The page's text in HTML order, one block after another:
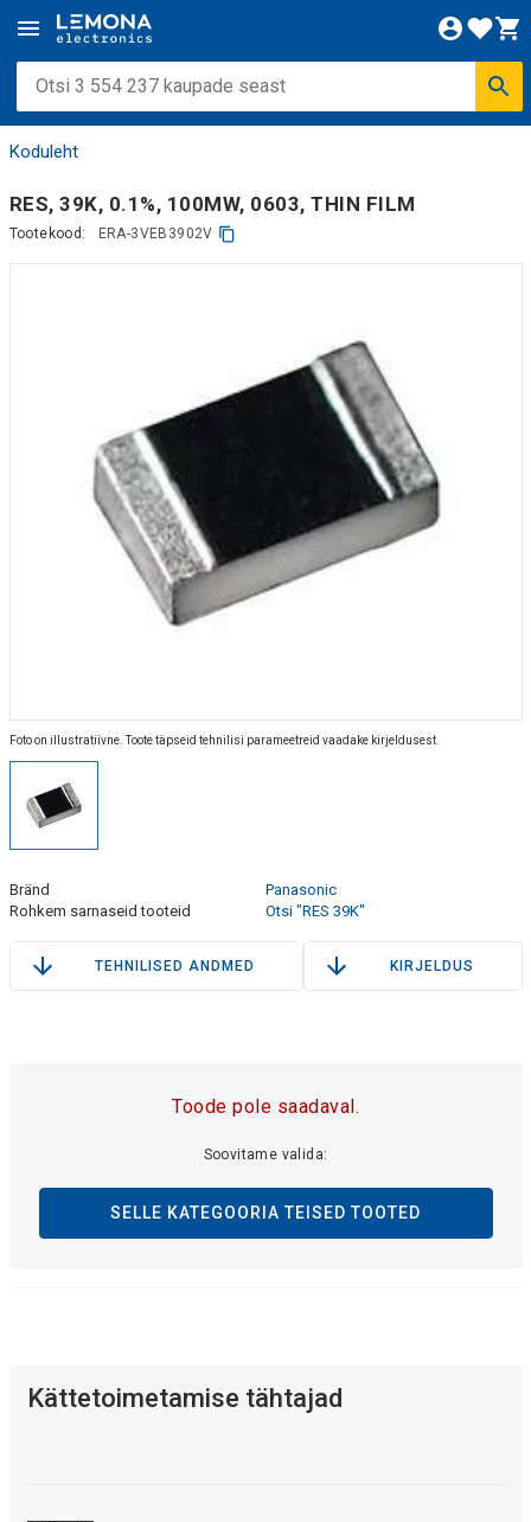
Koduleht
RES, 39K, 0.1%, 100MW, 0603, THIN FILM
Tootekood: ERA-3VEB3902V
Foto on illustratiivne. Toote täpseid tehnilisi parameetreid vaadake kirjeldusest.
Bränd
Panasonic
Rohkem sarnaseid tooteid
Otsi "RES 39K"
TEHNILISED ANDMED KIRJELDUS
Toode pole saadaval.
Soovitame valida:
SELLE KATEGOORIA TEISED TOOTED
Kättetoimetamise tähtajad